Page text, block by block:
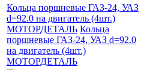
Кольца поршневые ГАЗ-24, УАЗ
d=92.0 на двигатель (4шт.)
МОТОРДЕТАЛЬ Кольца
поршневые ГАЗ-24, УАЗ d=92.0
на двигатель (4шт.)
МОТОРДЕТАЛЬ